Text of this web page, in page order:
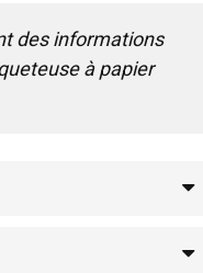
des informations
à papier